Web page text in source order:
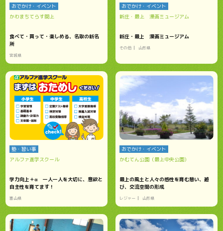
おでかけ・イベント
かわまちてらす閖上
食べて・買って・楽しめる、名取の新名
所
宮城県
おでかけ・イベント
新庄・最上 漫画ミュージアム
新庄・最上 漫画ミュージアム
その他 山形県
塾・習い事
アルファ進学スクール
学力向上＋α 一人一人を大切に、意欲と
自主性を育てます！
富山県
おでかけ・イベント
かむてん公園（最上中央公園）
最上の風土と人々の感性を育む憩い、遊
び、交流空間の形成
レジャー 山形県